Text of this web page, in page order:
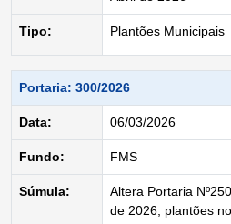
Tipo: Plantões Municipais
Portaria: 300/2026
Data: 06/03/2026
Fundo: FMS
Súmula:
Altera Portaria
de 2026, plantões